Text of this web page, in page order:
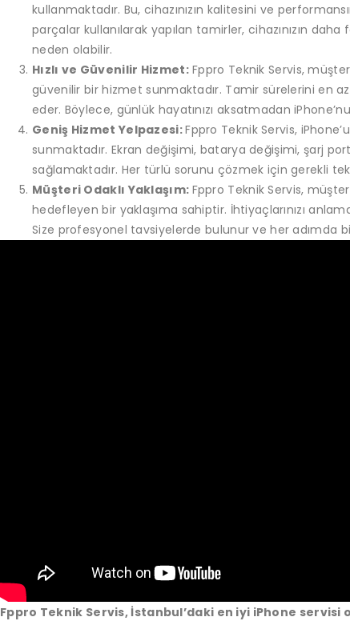
kullanmaktadır. Bu, cihazınızın kalitesini ve
parçalar kullanılarak yapılan tamirler, cihazınızın
neden olabilir.
Hızlı ve Güvenilir Hizmet:Fppro Teknik Servis,
güvenilir bir hizmet sunmaktadır. Tamir sürelerini en
eder. Böylece, günlük hayatınızı aksatmadan
Geniş Hizmet Yelpazesi:Fppro Teknik Servis,
sunmaktadır. Ekran değişimi, batarya değişimi, şarj
sağlamaktadır. Her türlü sorunu çözmek için gerekli
Müşteri Odaklı Yaklaşım: Fppro Teknik Servis,
hedefleyen bir yaklaşıma sahiptir. İhtiyaçlarınızı
Size profesyonel tavsiyelerde bulunur ve her adımda
Fppro Teknik Servis, İstanbul’daki en iyi iPhone